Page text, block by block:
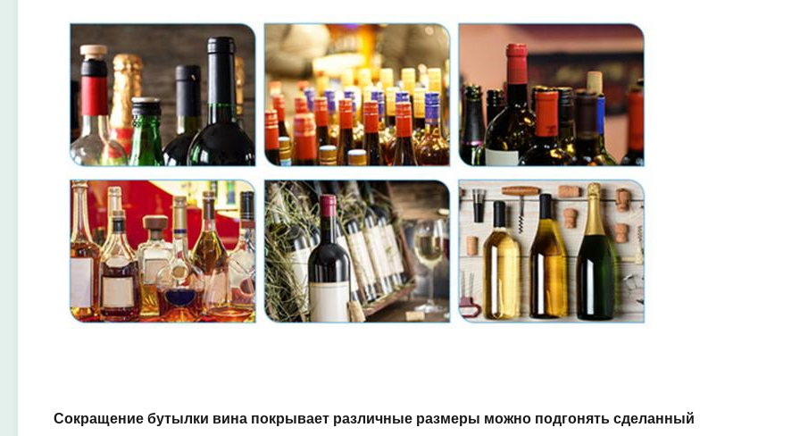
Сокращение бутылки вина покрывает различные размеры можно подгонять сделанный